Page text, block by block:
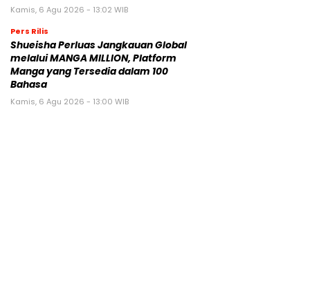
Kamis, 6 Agu 2026 - 13:02 WIB
Pers Rilis
Shueisha Perluas Jangkauan Global
melalui MANGA MILLION, Platform
Manga yang Tersedia dalam 100
Bahasa
Kamis, 6 Agu 2026 - 13:00 WIB